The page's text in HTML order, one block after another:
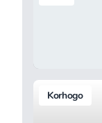
Korhogo